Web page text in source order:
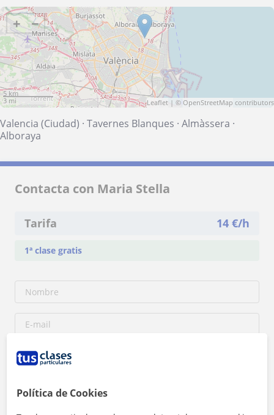
+ −
5 km
3 mi
Leaflet | © OpenStreetMap contributors
Valencia (Ciudad) · Tavernes Blanques · Almàssera ·
Alboraya
Contacta con Maria Stella
Tarifa 14 €/h
1ª clase gratis
Política de Cookies